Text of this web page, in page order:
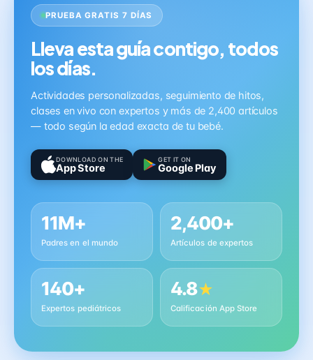
PRUEBA GRATIS 7 DÍAS
Lleva esta guía contigo, todos
los días.
Actividades personalizadas, seguimiento de hitos,
clases en vivo con expertos y más de 2,400 artículos
— todo según la edad exacta de tu bebé.
DOWNLOAD ON THE
App Store
GET IT ON
Google Play
11M+
Padres en el mundo
2,400+
Artículos de expertos
140+
Expertos pediátricos
4.8★
Calificación App Store